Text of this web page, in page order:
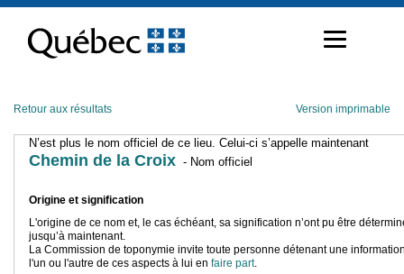
contenu
Retour aux résultats Version imprimable
N’est plus le nom officiel de ce lieu. Celui-ci s’appelle maintenant
Chemin de la Croix - Nom officiel
Origine et signification
L'origine de ce nom et, le cas échéant, sa signification n’ont pu être
jusqu’à maintenant.
La Commission de toponymie invite toute personne détenant une
l'un ou l'autre de ces aspects à lui en faire part.